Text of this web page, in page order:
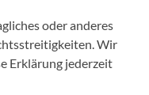
oder anderes
Wir
Erklärung jederzeit